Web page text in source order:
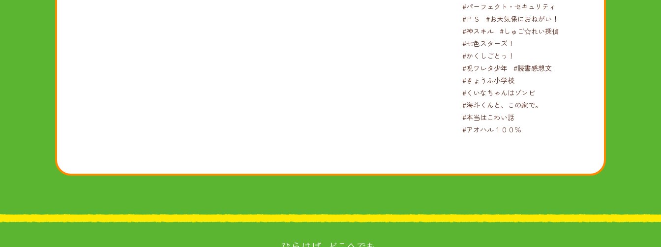
#パーフェクト・セキュリティ
#ＰＳ
#お天気係におねがい！
#神スキル #しゅご☆れい探偵
#七色スターズ！
#かくしごとっ！
#呪ワレタ少年
#読書感想文
#きょうふ小学校
#くいなちゃんはゾンビ
#海斗くんと、この家で。
#本当はこわい話
#アオハル１００％